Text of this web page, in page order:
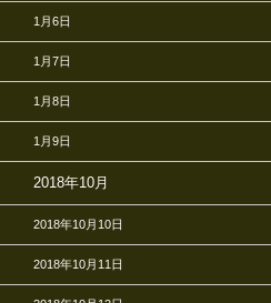
1月6日
1月7日
1月8日
1月9日
2018年10月
2018年10月10日
2018年10月11日